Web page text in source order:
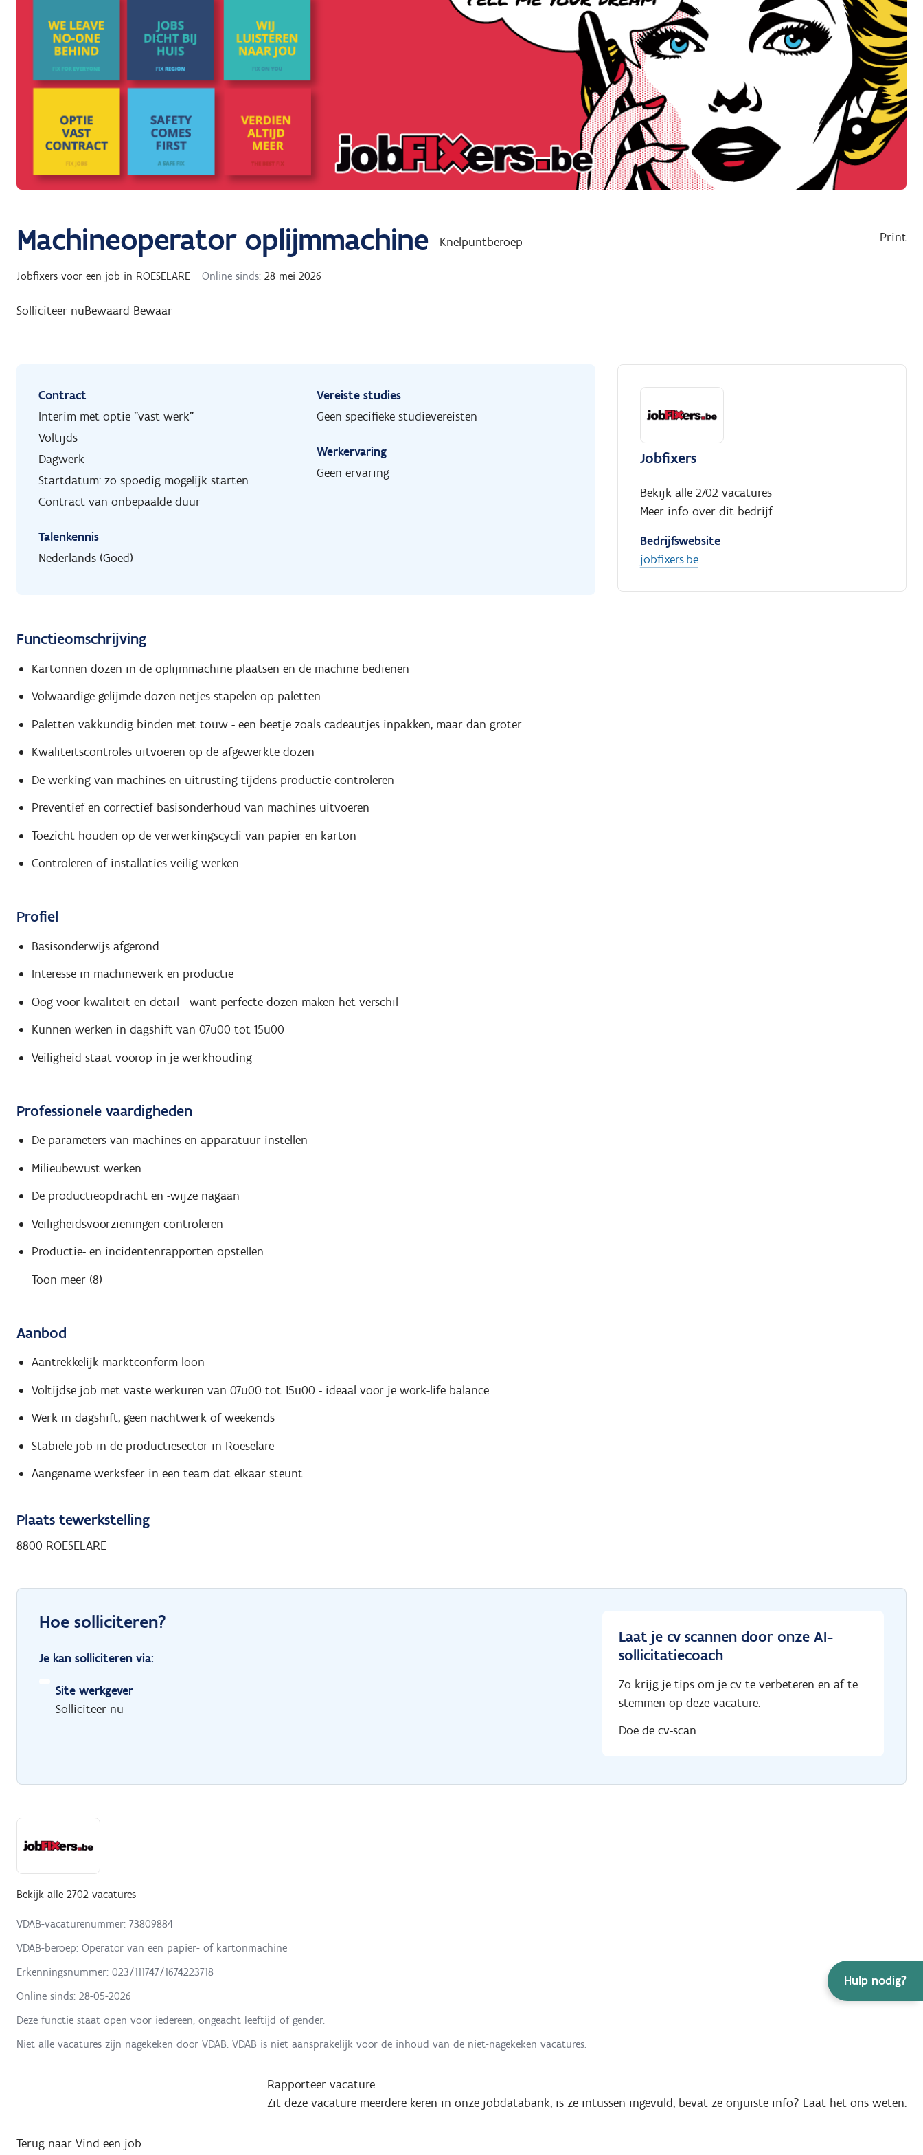
Hulp nodig?
Machineoperator oplijmmachine Knelpuntberoep Print
Jobfixers voor een job in ROESELARE Online sinds: 28 mei 2026
Solliciteer nuBewaard Bewaar
Contract
Interim met optie "vast werk"
Voltijds
Dagwerk
Startdatum: zo spoedig mogelijk starten
Contract van onbepaalde duur
Talenkennis
Nederlands (Goed)
Vereiste studies
Geen specifieke studievereisten
Werkervaring
Geen ervaring
Functieomschrijving
Kartonnen dozen in de oplijmmachine plaatsen en de machine bedienen
Volwaardige gelijmde dozen netjes stapelen op paletten
Paletten vakkundig binden met touw - een beetje zoals cadeautjes inpakken, maar dan groter
Kwaliteitscontroles uitvoeren op de afgewerkte dozen
De werking van machines en uitrusting tijdens productie controleren
Preventief en correctief basisonderhoud van machines uitvoeren
Toezicht houden op de verwerkingscycli van papier en karton
Controleren of installaties veilig werken
Profiel
Basisonderwijs afgerond
Interesse in machinewerk en productie
Oog voor kwaliteit en detail - want perfecte dozen maken het verschil
Kunnen werken in dagshift van 07u00 tot 15u00
Veiligheid staat voorop in je werkhouding
Professionele vaardigheden
De parameters van machines en apparatuur instellen
Milieubewust werken
De productieopdracht en -wijze nagaan
Veiligheidsvoorzieningen controleren
Productie- en incidentenrapporten opstellen
Toon meer (8)
Aanbod
Aantrekkelijk marktconform loon
Voltijdse job met vaste werkuren van 07u00 tot 15u00 - ideaal voor je work-life balance
Werk in dagshift, geen nachtwerk of weekends
Stabiele job in de productiesector in Roeselare
Aangename werksfeer in een team dat elkaar steunt
Jobfixers
Bekijk alle 2702 vacatures
Meer info over dit bedrijf
Bedrijfswebsite
jobfixers.be
Plaats tewerkstelling
8800 ROESELARE
Hoe solliciteren?
Je kan solliciteren via:
Site werkgever
Solliciteer nu
Laat je cv scannen door onze AI-
sollicitatiecoach
Zo krijg je tips om je cv te verbeteren en af te
stemmen op deze vacature.
Doe de cv-scan
Bekijk alle 2702 vacatures
VDAB-vacaturenummer: 73809884
VDAB-beroep: Operator van een papier- of kartonmachine
Erkenningsnummer: 023/111747/1674223718
Online sinds: 28-05-2026
Deze functie staat open voor iedereen, ongeacht leeftijd of gender.
Niet alle vacatures zijn nagekeken door VDAB. VDAB is niet aansprakelijk voor de inhoud van de niet-nagekeken vacatures.
Rapporteer vacature
Zit deze vacature meerdere keren in onze jobdatabank, is ze intussen ingevuld, bevat ze onjuiste info? Laat het ons weten.
Terug naar Vind een job